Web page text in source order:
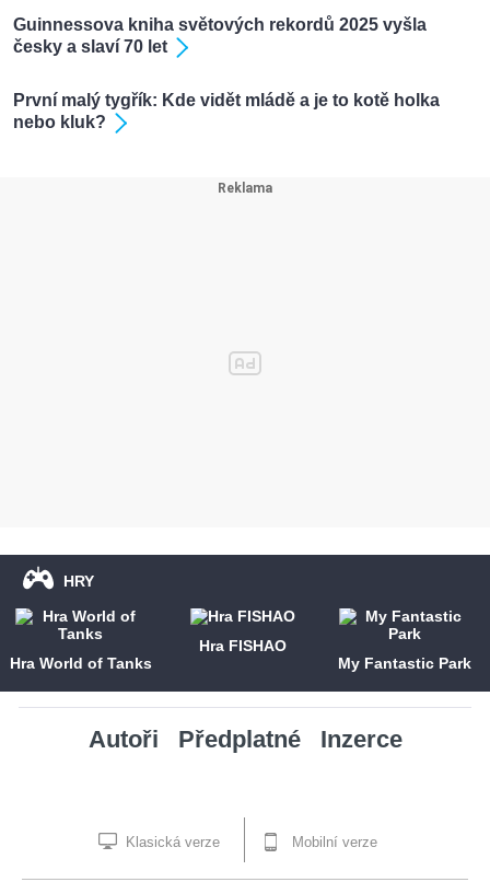
Guinnessova kniha světových rekordů 2025 vyšla
česky a slaví 70 let
První malý tygřík: Kde vidět mládě a je to kotě holka
nebo kluk?
HRY
Hra World of Tanks
Hra FISHAO
My Fantastic Park
Autoři Předplatné Inzerce
Klasická verze Mobilní verze